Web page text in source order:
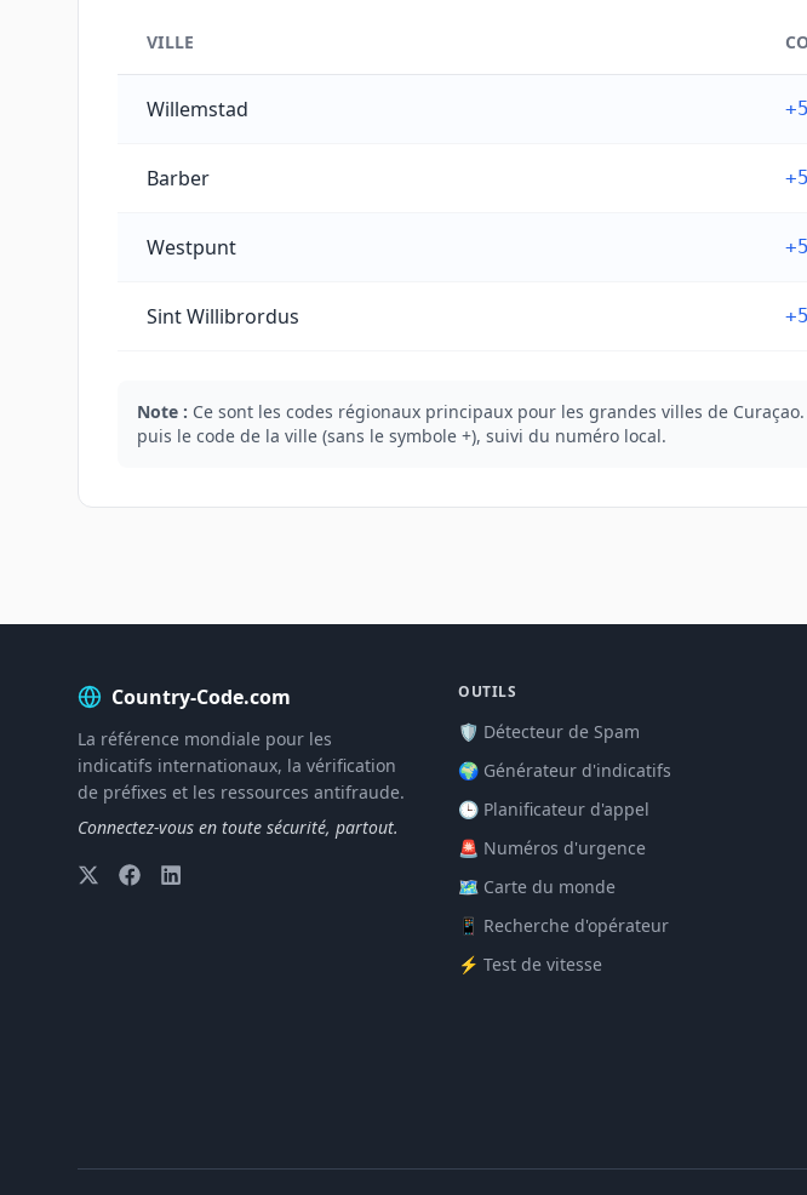
VILLE
Willemstad
Barber
Westpunt
Sint Willibrordus
Note : Ce sont les codes régionaux principaux pour les grandes villes de
puis le code de la ville (sans le symbole +), suivi du numéro local.
Country-Code.com
La référence mondiale pour les
indicatifs internationaux, la vérification
de préfixes et les ressources antifraude.
Connectez-vous en toute sécurité, partout.
OUTILS
🛡️ Détecteur de Spam
🌍 Générateur d'indicatifs
🕒 Planificateur d'appel
🚨 Numéros d'urgence
🗺️ Carte du monde
📱 Recherche d'opérateur
⚡ Test de vitesse